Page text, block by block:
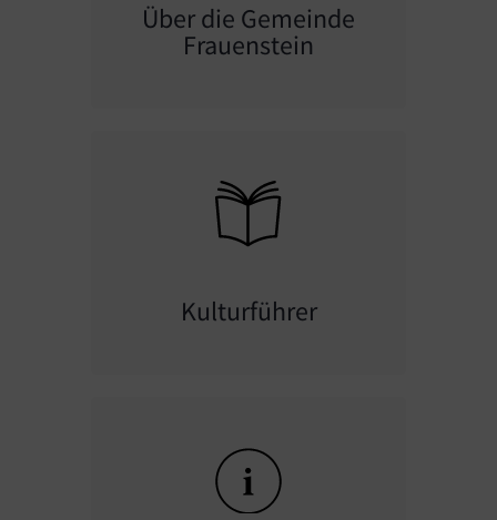
Über die Gemeinde
Frauenstein
Kulturführer